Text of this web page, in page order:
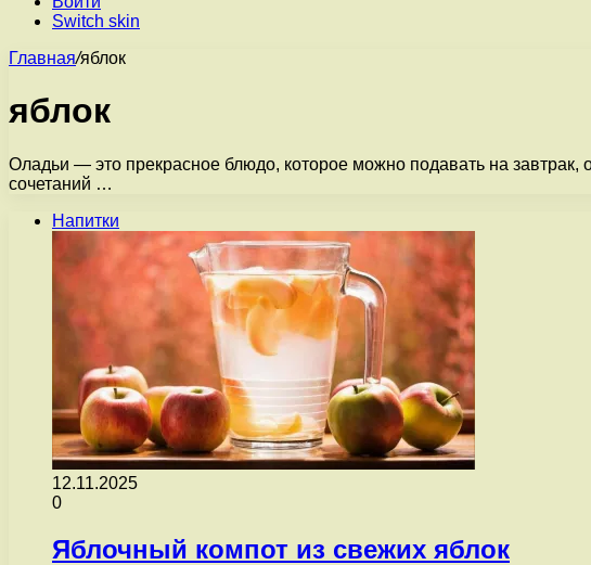
Switch skin
Главная/яблок
яблок
Оладьи — это прекрасное блюдо, которое можно подавать на
сочетаний …
Напитки
12.11.2025
0
Яблочный компот из свежих яблок